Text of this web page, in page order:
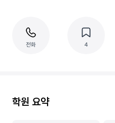
전화 4
학원 요약